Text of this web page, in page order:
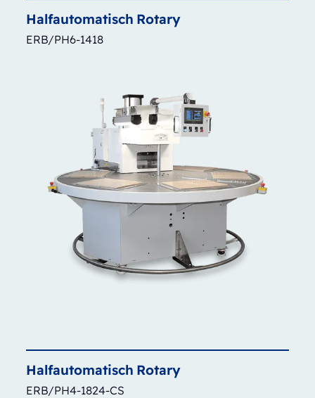
Halfautomatisch Rotary
ERB/PH6-1418
Halfautomatisch Rotary
ERB/PH4-1824-CS